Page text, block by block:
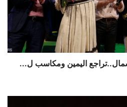
اليمين ومكاسب ل...